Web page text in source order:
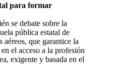
para formar
se debate sobre la
pública estatal de
que garantice la
el acceso a la profesión
exigente y basada en el